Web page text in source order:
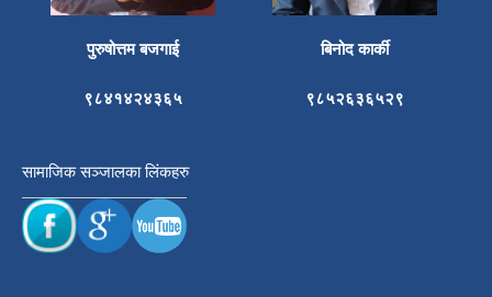
पुरुषोत्तम बजगाई बिनोद कार्की
९८४१४२४३६५ ९८५२६३६५२९
सामाजिक सञ्जालका लिंकहरु